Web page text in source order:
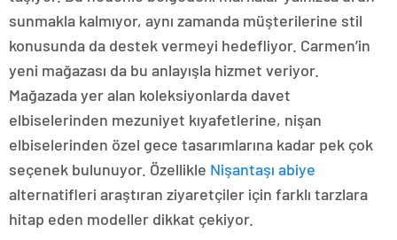
sunmakla kalmıyor, aynı zamanda müşterilerine stil
konusunda da destek vermeyi hedefliyor. Carmen’in
yeni mağazası da bu anlayışla hizmet veriyor.
Mağazada yer alan koleksiyonlarda davet
elbiselerinden mezuniyet kıyafetlerine, nişan
elbiselerinden özel gece tasarımlarına kadar pek çok
seçenek bulunuyor. Özellikle Nişantaşı abiye
alternatifleri araştıran ziyaretçiler için farklı tarzlara
hitap eden modeller dikkat çekiyor.